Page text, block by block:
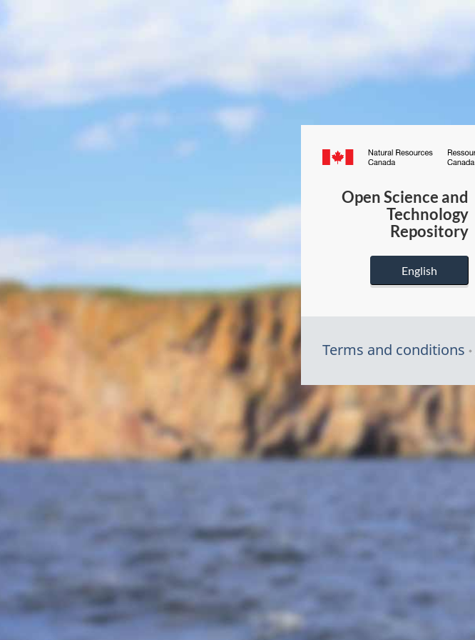
Canada.ca
Open Science and
Technology
Repository
English
Terms and conditions